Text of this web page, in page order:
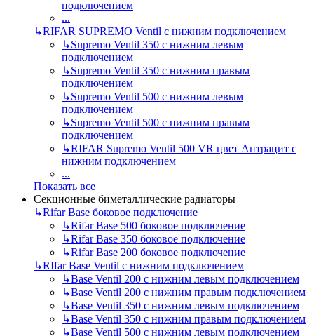
подключением
...
↳RIFAR SUPREMO Ventil с нижним подключением
↳Supremo Ventil 350 с нижним левым
подключением
↳Supremo Ventil 350 с нижним правым
подключением
↳Supremo Ventil 500 с нижним левым
подключением
↳Supremo Ventil 500 с нижним правым
подключением
↳RIFAR Supremo Ventil 500 VR цвет Антрацит с
нижним подключением
...
Показать все
Секционные биметаллические радиаторы
↳Rifar Base боковое подключение
↳Rifar Base 500 боковое подключение
↳Rifar Base 350 боковое подключение
↳Rifar Base 200 боковое подключение
↳RIfar Base Ventil с нижним подключением
↳Base Ventil 200 с нижним левым подключением
↳Base Ventil 200 с нижним правым подключением
↳Base Ventil 350 с нижним левым подключением
↳Base Ventil 350 с нижним правым подключением
↳Base Ventil 500 с нижним левым подключением